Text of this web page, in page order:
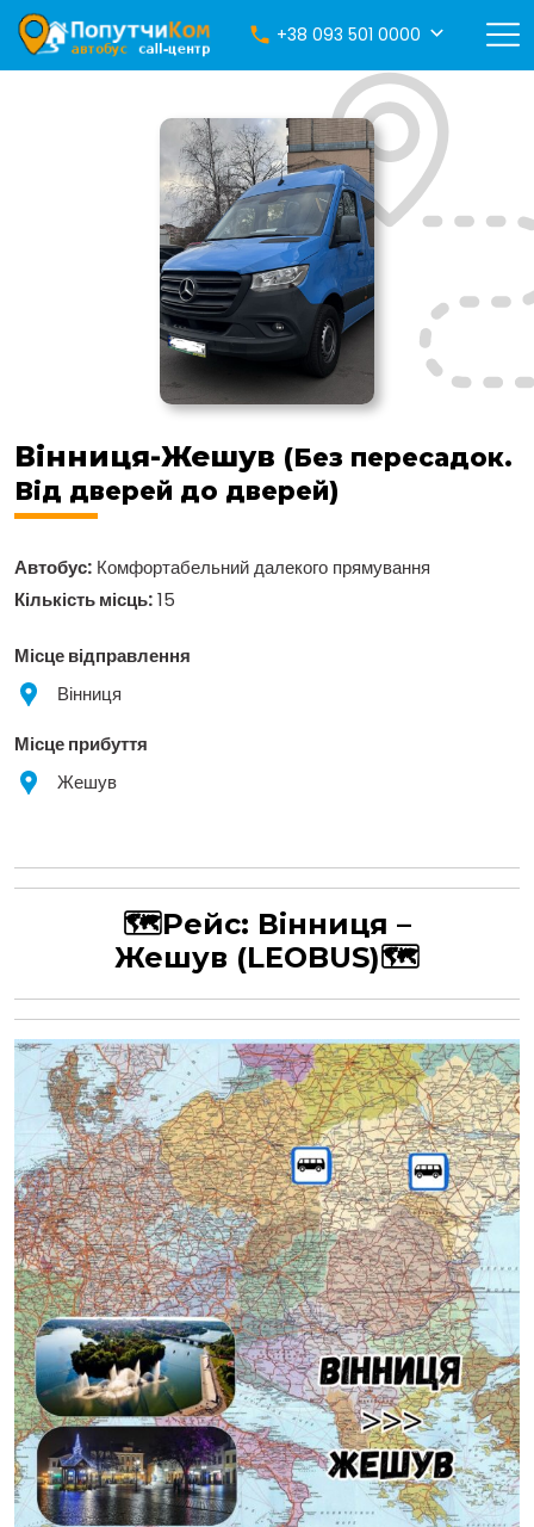
+38 093 501 0000
Вінниця-Жешув (Без пересадок.
Від дверей до дверей)
Автобус: Комфортабельний далекого прямування
Кількість місць:15
Місце відправлення
Вінниця
Місце прибуття
Жешув
🗺Рейс: Вінниця –
Жешув (LEOBUS)🗺